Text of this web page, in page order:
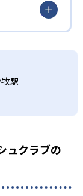
牧駅
ュクラブの